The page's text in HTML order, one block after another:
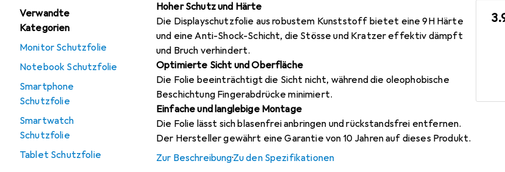
Verwandte
Kategorien
Monitor Schutzfolie
Notebook Schutzfolie
Smartphone
Schutzfolie
Smartwatch
Schutzfolie
Tablet Schutzfolie
Hoher Schutz und Härte
Die Displayschutzfolie aus robustem Kunststoff bietet eine 9H Härte
und eine Anti-Shock-Schicht, die Stösse und Kratzer effektiv dämpft
und Bruch verhindert.
Optimierte Sicht und Oberfläche
Die Folie beeinträchtigt die Sicht nicht, während die oleophobische
Beschichtung Fingerabdrücke minimiert.
Einfache und langlebige Montage
Die Folie lässt sich blasenfrei anbringen und rückstandsfrei entfernen.
Der Hersteller gewährt eine Garantie von 10 Jahren auf dieses Produkt.
Zur Beschreibung·Zu den Spezifikationen